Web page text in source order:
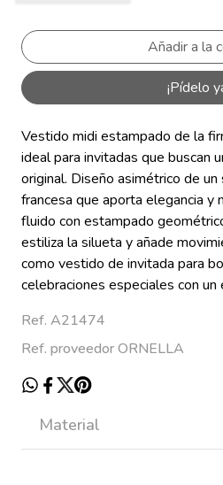
¡Pídelo
Vestido midi estampado de la
ideal para invitadas que buscan
original. Diseño asimétrico de
francesa que aporta elegancia y
fluido con estampado
estiliza la silueta y añade
como vestido de invitada para
celebraciones especiales con un
Ref. A21474
Ref. proveedor ORNELLA
Material